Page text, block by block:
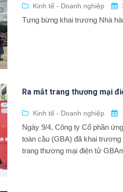
Kinh tế - Doanh nghiệp
Tưng bừng khai trương Nhà
Ra mắt trang thương mại
Kinh tế - Doanh nghiệp
Ngày 9/4, Công ty Cổ phần
toàn cầu (GBA) đã khai
trang thương mại điện tử